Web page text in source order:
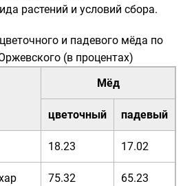
растений и условий сбора.
и падевого мёда по
(в процентах)
Мёд
цветочный падевый
18.23 17.02
75.32 65.23